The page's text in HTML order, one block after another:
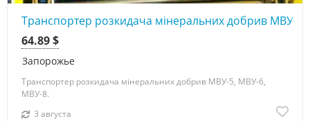
Транспортер розкидача мінеральних добрив МВУ-
Запорожье
64.89 $
Транспортер розкидача мінеральних добрив МВУ-5, МВУ-6,
МВУ-8.
3 августа